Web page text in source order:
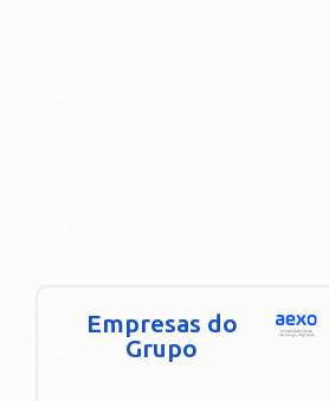
Empresas do
Grupo